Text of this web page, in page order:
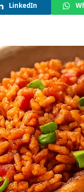
LinkedIn